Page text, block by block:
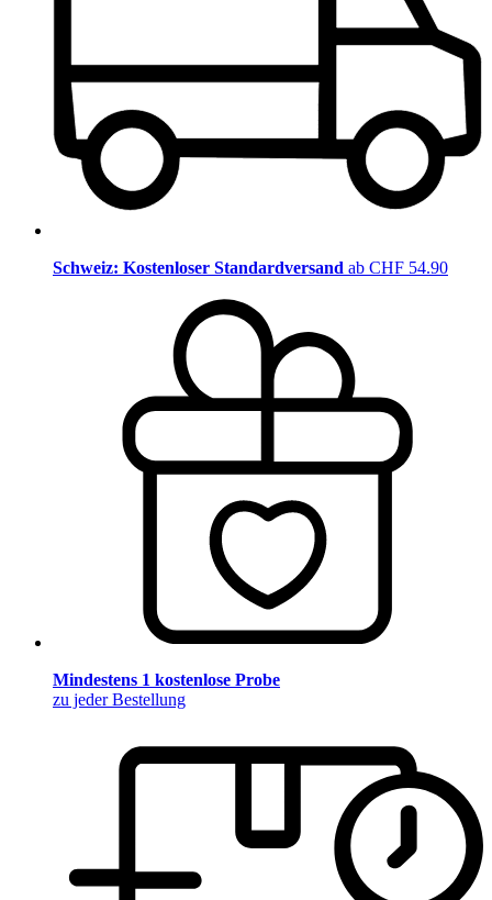
Schweiz: Kostenloser Standardversand ab CHF 54.90
Mindestens 1 kostenlose Probe
zu jeder Bestellung